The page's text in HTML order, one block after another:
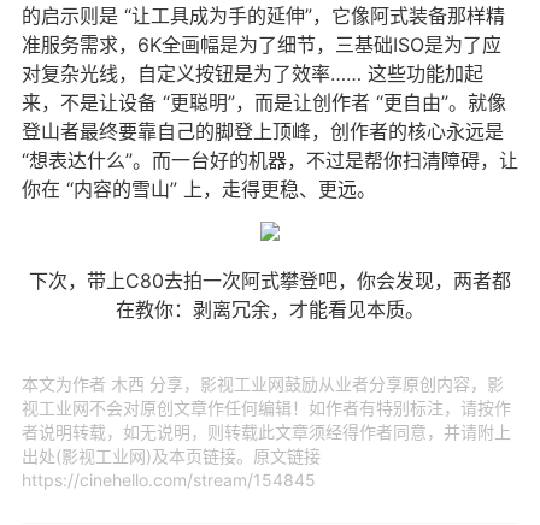
的启示则是 “让工具成为手的延伸”，它像阿式装备那样精
准服务需求，6K全画幅是为了细节，三基础ISO是为了应
对复杂光线，自定义按钮是为了效率…… 这些功能加起
来，不是让设备 “更聪明”，而是让创作者 “更自由”。就像
登山者最终要靠自己的脚登上顶峰，创作者的核心永远是
“想表达什么”。而一台好的机器，不过是帮你扫清障碍，让
你在 “内容的雪山” 上，走得更稳、更远。
下次，带上C80去拍一次阿式攀登吧，你会发现，两者都
在教你：剥离冗余，才能看见本质。
本文为作者 木西 分享，影视工业网鼓励从业者分享原创内容，影
视工业网不会对原创文章作任何编辑！如作者有特别标注，请按作
者说明转载，如无说明，则转载此文章须经得作者同意，并请附上
出处(影视工业网)及本页链接。原文链接
https://cinehello.com/stream/154845